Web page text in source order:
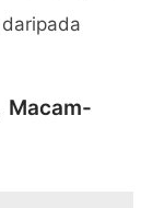
Macam-